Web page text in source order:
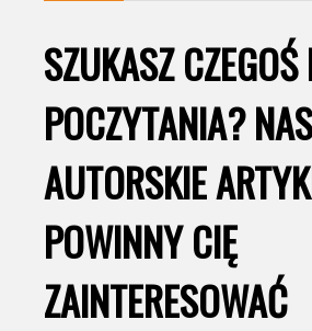
SZUKASZ CZEGOŚ
POCZYTANIA?
AUTORSKIE
POWINNY CIĘ
ZAINTERESOWAĆ